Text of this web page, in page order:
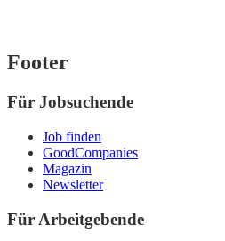
Footer
Für Jobsuchende
Job finden
GoodCompanies
Magazin
Newsletter
Für Arbeitgebende